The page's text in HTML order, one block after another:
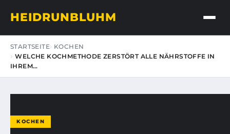
HEIDRUNBLUHM
STARTSEITE KOCHEN
WELCHE KOCHMETHODE ZERSTÖRT ALLE NÄHRSTOFFE IN
IHREM…
KOCHEN